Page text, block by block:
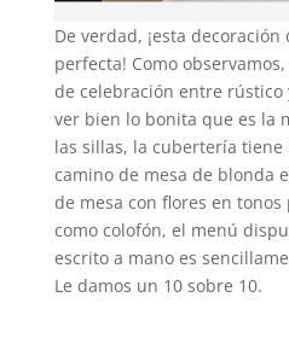
De verdad, ¡esta
perfecta! Como
de celebración entre rústico
ver bien lo bonita que es la
las sillas, la cubertería
camino de mesa de blonda
de mesa con flores en
como colofón, el menú
escrito a mano es
Le damos un 10 sobre 10.